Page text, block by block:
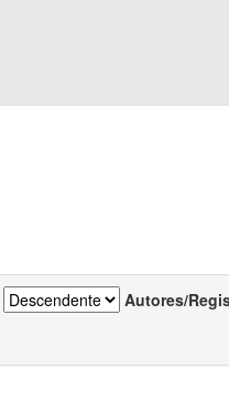
Autores/